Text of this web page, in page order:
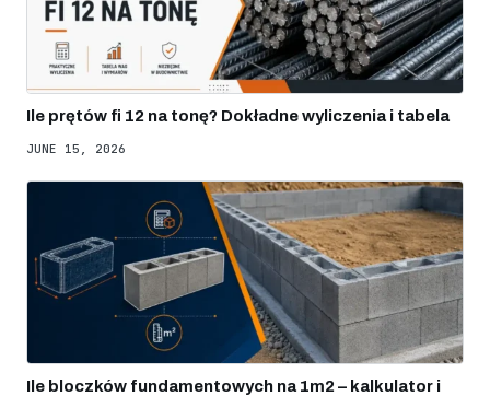
Ile prętów fi 12 na tonę? Dokładne wyliczenia i tabela
JUNE 15, 2026
Ile bloczków fundamentowych na 1m2 – kalkulator i